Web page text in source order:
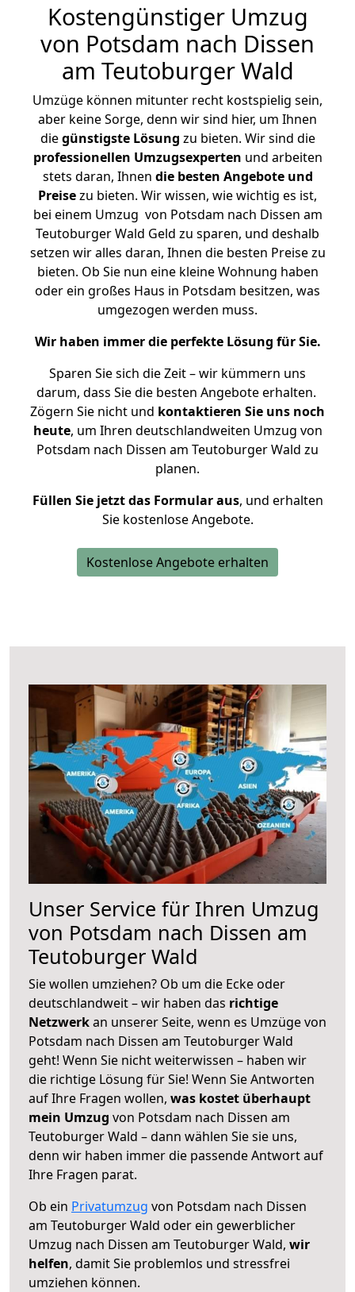
Kostengünstiger Umzug
von Potsdam nach Dissen
am Teutoburger Wald
Umzüge können mitunter recht kostspielig sein,
aber keine Sorge, denn wir sind hier, um Ihnen
diegünstigste Lösung zu bieten. Wir sind die
professionellen Umzugsexperten und arbeiten
stets daran, Ihnen die besten Angebote und
Preisezu bieten. Wir wissen, wie wichtig es ist,
bei einem Umzug von Potsdam nach Dissen am
Teutoburger Wald Geld zu sparen, und deshalb
setzen wir alles daran, Ihnen die besten Preise zu
bieten. Ob Sie nun eine kleine Wohnung haben
oder ein großes Haus in Potsdam besitzen, was
umgezogen werden muss.
Wir haben immer die perfekte Lösung für Sie.
Sparen Sie sich die Zeit – wir kümmern uns
darum, dass Sie die besten Angebote erhalten.
Zögern Sie nicht und kontaktieren Sie uns noch
heute, um Ihren deutschlandweiten Umzug von
Potsdam nach Dissen am Teutoburger Wald zu
planen.
Füllen Sie jetzt das Formular aus, und erhalten
Sie kostenlose Angebote.
Kostenlose Angebote erhalten
Unser Service für Ihren Umzug
von Potsdam nach Dissen am
Teutoburger Wald
Sie wollen umziehen? Ob um die Ecke oder
deutschlandweit – wir haben das richtige
Netzwerkan unserer Seite, wenn es Umzüge von
Potsdam nach Dissen am Teutoburger Wald
geht! Wenn Sie nicht weiterwissen – haben wir
die richtige Lösung für Sie! Wenn Sie Antworten
auf Ihre Fragen wollen, was kostet überhaupt
mein Umzug von Potsdam nach Dissen am
Teutoburger Wald – dann wählen Sie sie uns,
denn wir haben immer die passende Antwort auf
Ihre Fragen parat.
Ob ein Privatumzug von Potsdam nach Dissen
am Teutoburger Wald oder ein gewerblicher
Umzug nach Dissen am Teutoburger Wald, wir
helfen, damit Sie problemlos und stressfrei
umziehen können.